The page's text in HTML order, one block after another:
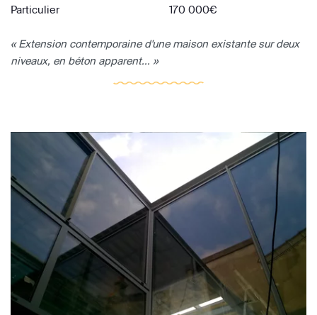
Particulier
170 000€
« Extension contemporaine d'une maison existante sur deux
niveaux, en béton apparent... »